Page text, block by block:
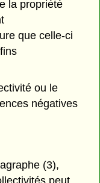
la propriété
que celle-ci
ou le
négatives
(3),